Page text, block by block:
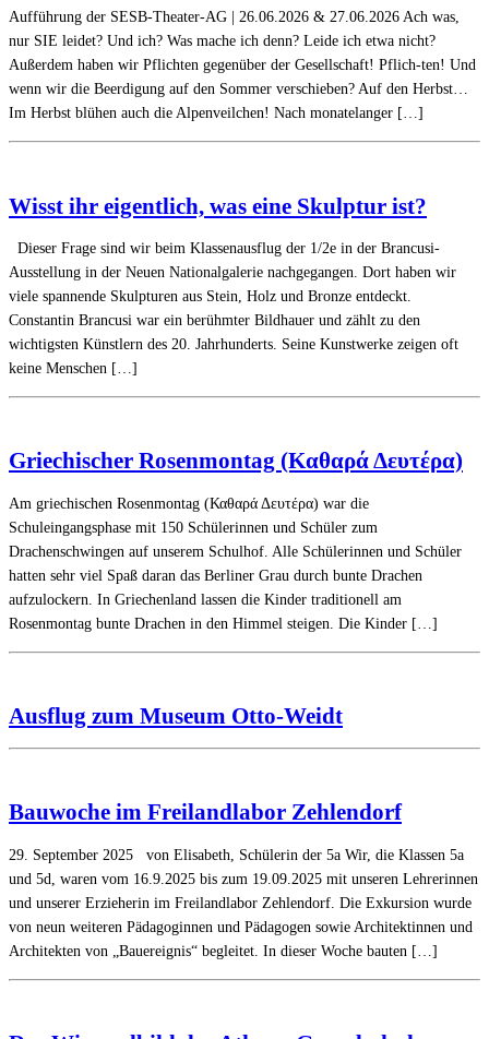
Aufführung der SESB-Theater-AG | 26.06.2026 & 27.06.2026 Ach was,
nur SIE leidet? Und ich? Was mache ich denn? Leide ich etwa nicht?
Außerdem haben wir Pflichten gegenüber der Gesellschaft! Pflich-ten! Und
wenn wir die Beerdigung auf den Sommer verschieben? Auf den Herbst…
Im Herbst blühen auch die Alpenveilchen! Nach monatelanger […]
Wisst ihr eigentlich, was eine Skulptur ist?
Dieser Frage sind wir beim Klassenausflug der 1/2e in der Brancusi-
Ausstellung in der Neuen Nationalgalerie nachgegangen. Dort haben wir
viele spannende Skulpturen aus Stein, Holz und Bronze entdeckt.
Constantin Brancusi war ein berühmter Bildhauer und zählt zu den
wichtigsten Künstlern des 20. Jahrhunderts. Seine Kunstwerke zeigen oft
keine Menschen […]
Griechischer Rosenmontag (Καθαρά Δευτέρα)
Am griechischen Rosenmontag (Καθαρά Δευτέρα) war die
Schuleingangsphase mit 150 Schülerinnen und Schüler zum
Drachenschwingen auf unserem Schulhof. Alle Schülerinnen und Schüler
hatten sehr viel Spaß daran das Berliner Grau durch bunte Drachen
aufzulockern. In Griechenland lassen die Kinder traditionell am
Rosenmontag bunte Drachen in den Himmel steigen. Die Kinder […]
Ausflug zum Museum Otto-Weidt
Bauwoche im Freilandlabor Zehlendorf
29. September 2025 von Elisabeth, Schülerin der 5a Wir, die Klassen 5a
und 5d, waren vom 16.9.2025 bis zum 19.09.2025 mit unseren Lehrerinnen
und unserer Erzieherin im Freilandlabor Zehlendorf. Die Exkursion wurde
von neun weiteren Pädagoginnen und Pädagogen sowie Architektinnen und
Architekten von „Bauereignis“ begleitet. In dieser Woche bauten […]